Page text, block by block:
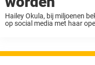
Hailey Okula, bij miljoenen
op social media met haar